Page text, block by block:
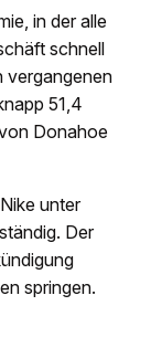
in der alle
schnell
vergangenen
51,4
Donahoe
unter
Der
springen.